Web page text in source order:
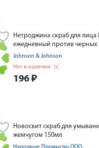
Нетроджина скраб для лица
ежедневный против черных
Johnson & Johnson
Нет в наличии
196 ₽
Новосвит скраб для
жемчугом 150мл